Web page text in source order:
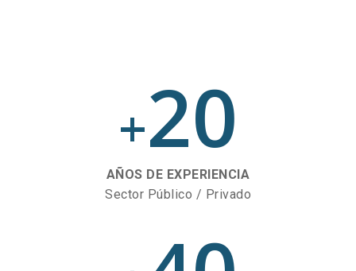
+20
AÑOS DE EXPERIENCIA
Sector Público / Privado